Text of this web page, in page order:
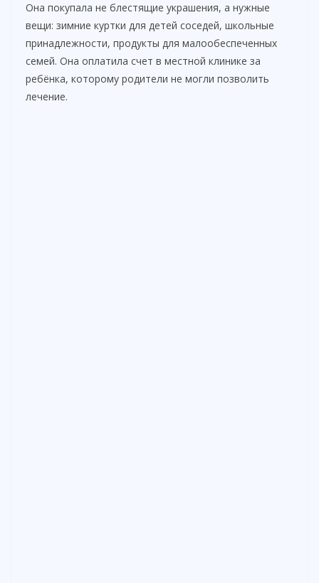
Она покупала не блестящие украшения, а нужные
вещи: зимние куртки для детей соседей, школьные
принадлежности, продукты для малообеспеченных
семей. Она оплатила счет в местной клинике за
ребёнка, которому родители не могли позволить
лечение.